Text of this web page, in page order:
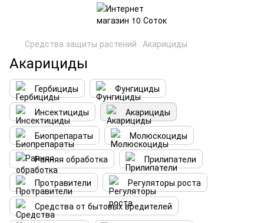
Средства защиты растений Акарициды
Акарициды
Гербициды
Фунгициды
Инсектициды
Акарициды
Биопрепараты
Молюскоциды
Ранняя обработка
Прилипатели
Протравители
Регуляторы роста
Средства от бытовых вредителей